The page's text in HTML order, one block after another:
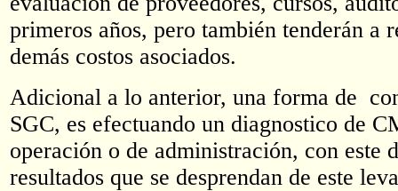
primeros años, pero también tenderán a
demás costos asociados.
Adicional a lo anterior, una forma de
SGC, es efectuando un diagnostico de
operación o de administración, con este
resultados que se desprendan de este